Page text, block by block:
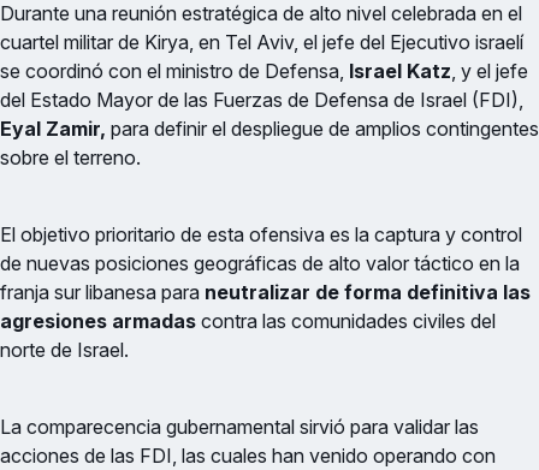
Durante una reunión estratégica de alto nivel celebrada en el
cuartel militar de Kirya, en Tel Aviv, el jefe del Ejecutivo israelí
se coordinó con el ministro de Defensa, Israel Katz, y el jefe
del Estado Mayor de las Fuerzas de Defensa de Israel (FDI),
Eyal Zamir, para definir el despliegue de amplios contingentes
sobre el terreno.
El objetivo prioritario de esta ofensiva es la captura y control
de nuevas posiciones geográficas de alto valor táctico en la
franja sur libanesa para neutralizar de forma definitiva las
agresiones armadas contra las comunidades civiles del
norte de Israel.
La comparecencia gubernamental sirvió para validar las
acciones de las FDI, las cuales han venido operando con